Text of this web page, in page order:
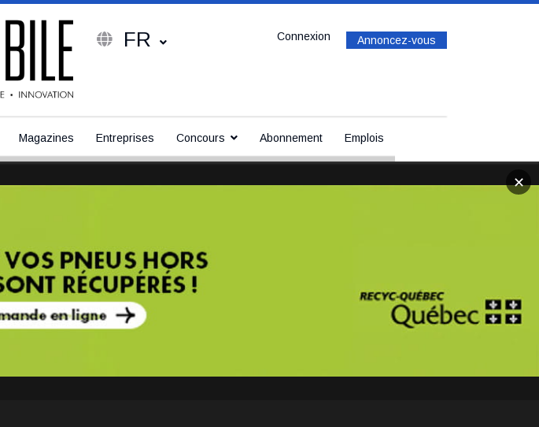
FR Annoncez-vous
Connexion
Magazines Entreprises Concours Abonnement Emplois
✕